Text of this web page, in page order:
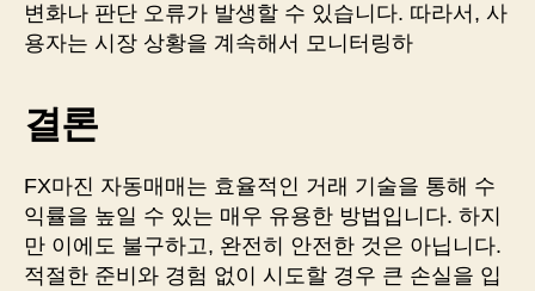
변화나 판단 오류가 발생할 수 있습니다. 따라서, 사
용자는 시장 상황을 계속해서 모니터링하
결론
FX마진 자동매매는 효율적인 거래 기술을 통해 수
익률을 높일 수 있는 매우 유용한 방법입니다. 하지
만 이에도 불구하고, 완전히 안전한 것은 아닙니다.
적절한 준비와 경험 없이 시도할 경우 큰 손실을 입